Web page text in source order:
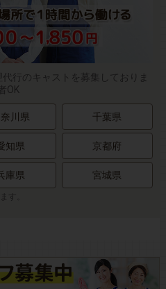
行のキャストを募集しておりま
OK
川県 千葉県
知県 京都府
庫県 宮城県
す。